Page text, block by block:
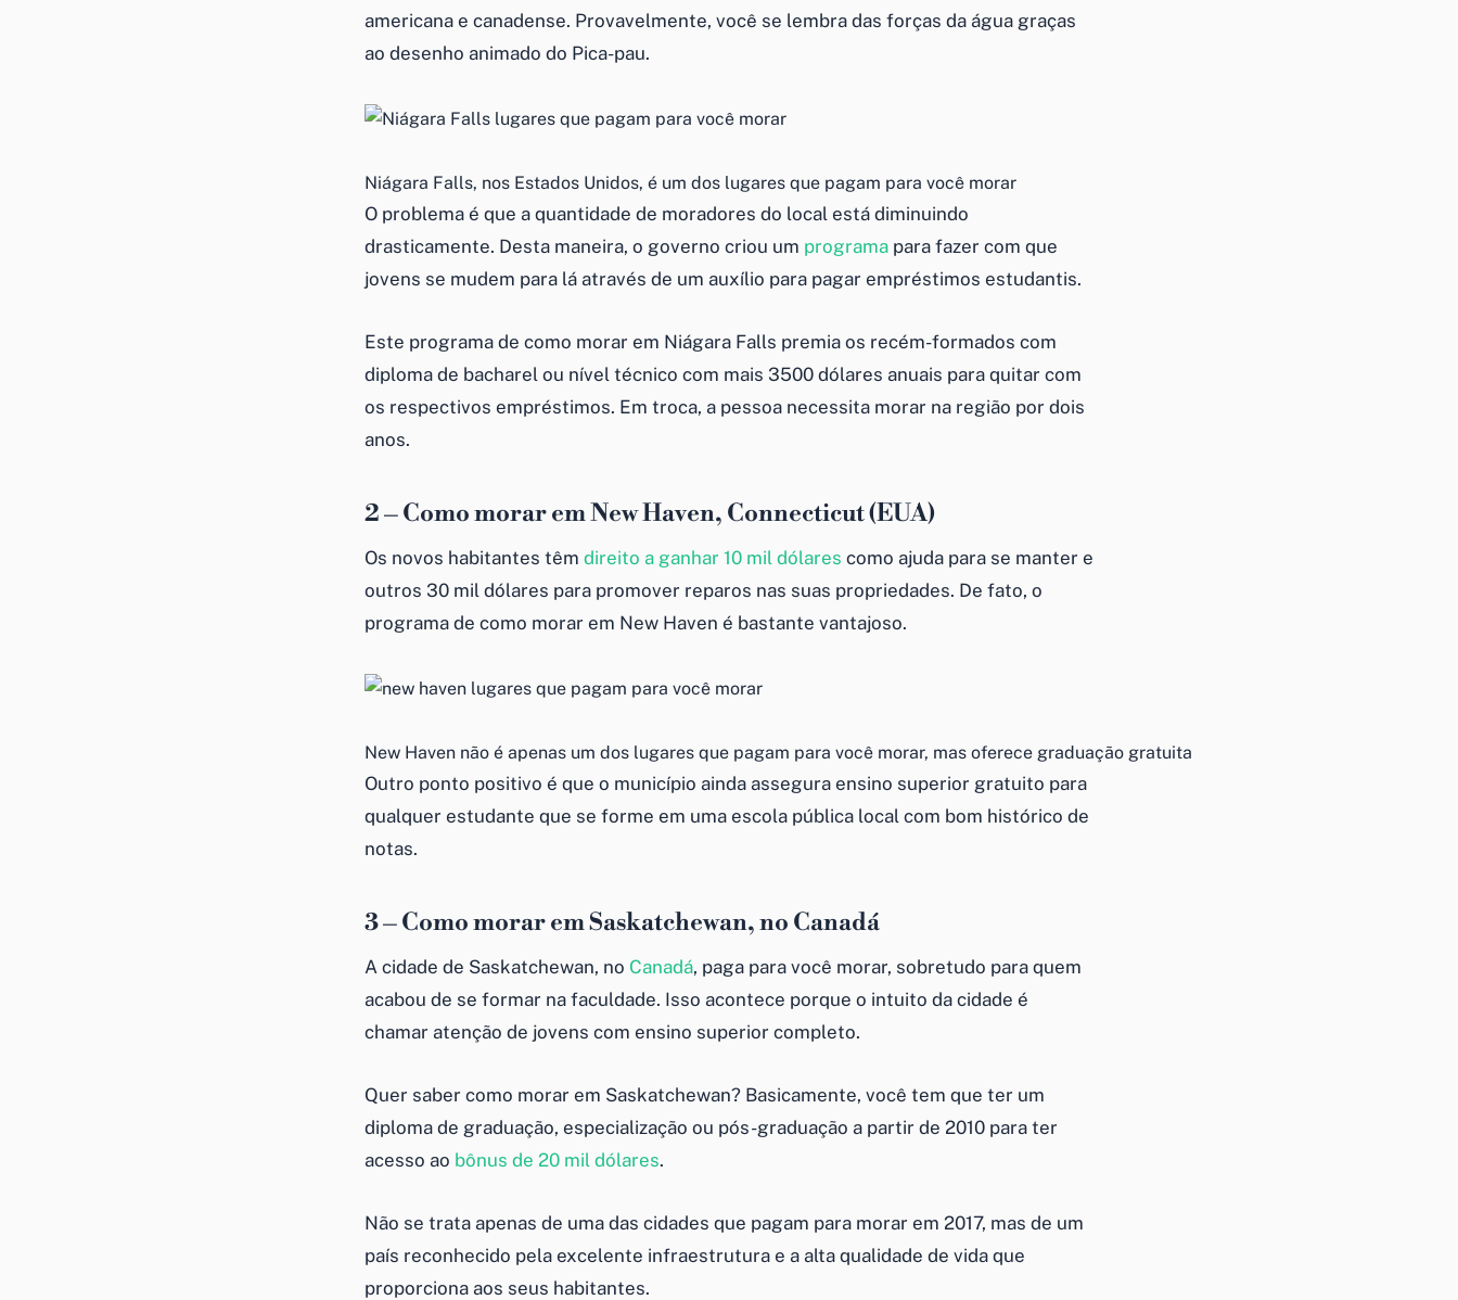
americana e canadense. Provavelmente, você se lembra das forças da água graças
ao desenho animado do Pica-pau.
Niágara Falls, nos Estados Unidos, é um dos lugares que pagam para você morar
O problema é que a quantidade de moradores do local está diminuindo
drasticamente. Desta maneira, o governo criou um programa para fazer com que
jovens se mudem para lá através de um auxílio para pagar empréstimos estudantis.
Este programa de como morar em Niágara Falls premia os recém-formados com
diploma de bacharel ou nível técnico com mais 3500 dólares anuais para quitar com
os respectivos empréstimos. Em troca, a pessoa necessita morar na região por dois
anos.
2 – Como morar em New Haven, Connecticut (EUA)
Os novos habitantes têm direito a ganhar 10 mil dólares como ajuda para se manter e
outros 30 mil dólares para promover reparos nas suas propriedades. De fato, o
programa de como morar em New Haven é bastante vantajoso.
New Haven não é apenas um dos lugares que pagam para você morar, mas oferece graduação gratuita
Outro ponto positivo é que o município ainda assegura ensino superior gratuito para
qualquer estudante que se forme em uma escola pública local com bom histórico de
notas.
3 – Como morar em Saskatchewan, no Canadá
A cidade de Saskatchewan, no Canadá, paga para você morar, sobretudo para quem
acabou de se formar na faculdade. Isso acontece porque o intuito da cidade é
chamar atenção de jovens com ensino superior completo.
Quer saber como morar em Saskatchewan? Basicamente, você tem que ter um
diploma de graduação, especialização ou pós-graduação a partir de 2010 para ter
acesso ao bônus de 20 mil dólares.
Não se trata apenas de uma das cidades que pagam para morar em 2017, mas de um
país reconhecido pela excelente infraestrutura e a alta qualidade de vida que
proporciona aos seus habitantes.